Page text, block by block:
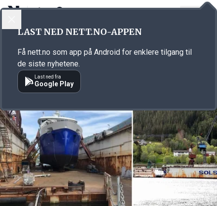
Annonsørinnhold
LAST NED NETT.NO-APPEN
Få nett.no som app på Android for enklere tilgang til
de siste nyhetene.
Last ned fra
Google Play